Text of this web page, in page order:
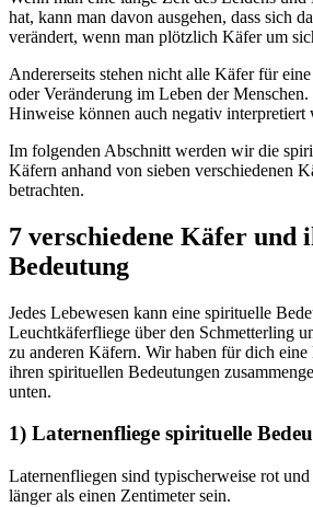
hat, kann man davon ausgehen, dass sich
verändert, wenn man plötzlich Käfer um
Andererseits stehen nicht alle Käfer für
oder Veränderung im Leben der
Hinweise können auch negativ interpretiert
Im folgenden Abschnitt werden wir die
Käfern anhand von sieben verschiedenen
betrachten.
7 verschiedene Käfer und
Bedeutung
Jedes Lebewesen kann eine spirituelle
Leuchtkäferfliege über den Schmetterling
zu anderen Käfern. Wir haben für dich
ihren spirituellen Bedeutungen
unten.
1) Laternenfliege spirituelle
Laternenfliegen sind typischerweise rot
länger als einen Zentimeter sein.